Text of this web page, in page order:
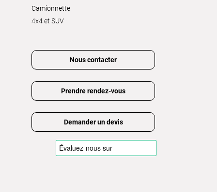
Camionnette
4x4 et SUV
Nous contacter
Prendre rendez-vous
Demander un devis